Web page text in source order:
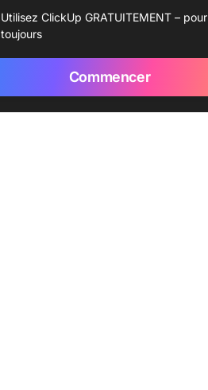
Utilisez ClickUp GRATUITEMENT – pour
toujours
Commencer